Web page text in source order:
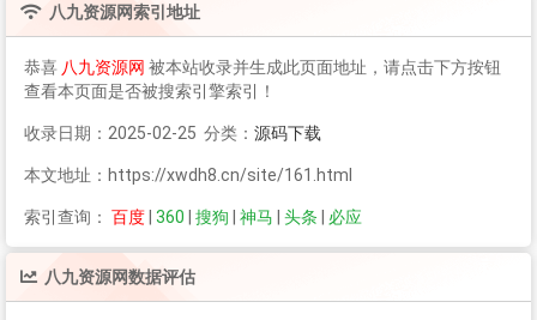
八九资源网索引地址
恭喜 八九资源网 被本站收录并生成此页面地址，请点击下方按钮
查看本页面是否被搜索引擎索引！
收录日期：2025-02-25 分类： 源码下载
本文地址：https://xwdh8.cn/site/161.html
索引查询： 百度 360 搜狗 神马 头条 必应
八九资源网数据评估